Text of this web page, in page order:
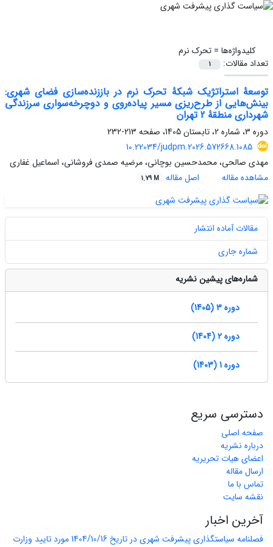
کلیدواژه‌ها =تحرک نرم
تعداد مقالات:
1
توسعۀ استراتژیک شبکۀ تحرک نرم در باززنده‌سازی فضای شهری:
بینش‌هایی از طرح‌ریزی مسیر پیاده‌روی و دوچرخه‌سواری سرزندگی
شهرداری منطقۀ 2 تهران
دوره 3، شماره 2، تابستان 1405، صفحه
213-232
10.22034/judpm.2026.572668.1085
مهدی صالحی، محمدحسین بوچانی، مرضیه صمدی فروشانی، اسماعیل غفاری
مشاهده مقاله
اصل مقاله 1.79 M
مقالات آماده انتشار
شماره جاری
شماره‌های پیشین نشریه
دوره 3 (1405)
دوره 2 (1404)
دوره 1 (1403)
دسترسی سریع
صفحه اصلی
درباره نشریه
اعضای هیات تحریریه
ارسال مقاله
تماس با ما
نقشه سایت
آخرین اخبار
فصلنامه سیاستگذاری پیشرفت شهری در تاریخ 1404/10/16 مورد تایید وزارت